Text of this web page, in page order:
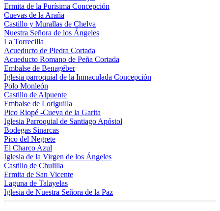
Ermita de la Purísima Concepción
Cuevas de la Araña
Castillo y Murallas de Chelva
Nuestra Señora de los Ángeles
La Torrecilla
Acueducto de Piedra Cortada
Acueducto Romano de Peña Cortada
Embalse de Benagéber
Iglesia parroquial de la Inmaculada Concepción
Polo Monleón
Castillo de Alpuente
Embalse de Loriguilla
Pico Riopé -Cueva de la Garita
Iglesia Parroquial de Santiago Apóstol
Bodegas Sinarcas
Pico del Negrete
El Charco Azul
Iglesia de la Virgen de los Ángeles
Castillo de Chulilla
Ermita de San Vicente
Laguna de Talayelas
Iglesia de Nuestra Señora de la Paz